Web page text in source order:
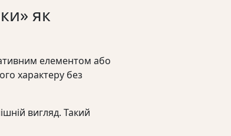
як
елементом або
характеру без
вигляд. Такий